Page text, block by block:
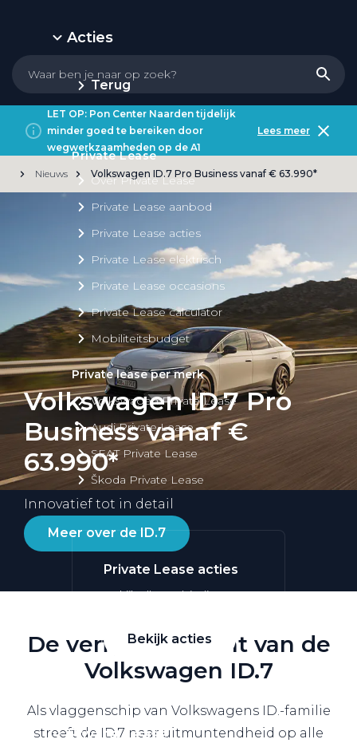
Acties
Terug
Private Lease
Over Private Lease
Private Lease aanbod
Private Lease acties
Private Lease elektrisch
Private Lease occasions
Private Lease calculator
Mobiliteitsbudget
Private lease per merk
Volkswagen Private Lease
Audi Private Lease
SEAT Private Lease
Škoda Private Lease
Private Lease acties
Bekijk alle aanbiedingen
Bekijk acties
Private Lease
LET OP: Pon Center Naarden tijdelijk
minder goed te bereiken door
wegwerkzaamheden op de A1
Lees meer
Nieuws Volkswagen ID.7 Pro Business vanaf € 63.990*
Volkswagen ID.7 Pro
Business vanaf €
63.990*
Innovatief tot in detail
Meer over de ID.7
De verfijnde pracht van de
Volkswagen ID.7
Als vlaggenschip van Volkswagens ID.-familie
streeft de ID.7 naar uitmuntendheid op alle